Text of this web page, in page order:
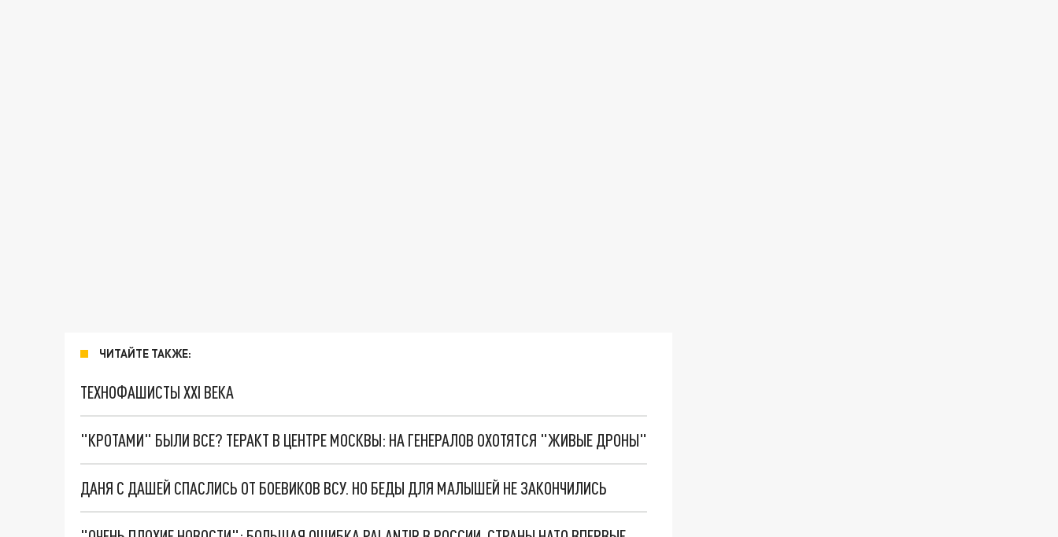
ЧИТАЙТЕ ТАКЖЕ:
ТЕХНОФАШИСТЫ XXI ВЕКА
"КРОТАМИ" БЫЛИ ВСЕ? ТЕРАКТ В ЦЕНТРЕ МОСКВЫ: НА ГЕНЕРАЛОВ ОХОТЯТСЯ "ЖИВЫЕ ДРОНЫ"
ДАНЯ С ДАШЕЙ СПАСЛИСЬ ОТ БОЕВИКОВ ВСУ. НО БЕДЫ ДЛЯ МАЛЫШЕЙ НЕ ЗАКОНЧИЛИСЬ